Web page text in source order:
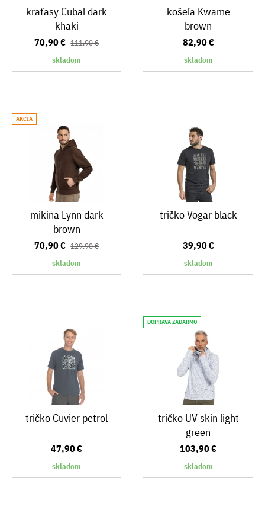
kraťasy Cubal dark
khaki
70,90 € 111,90 €
skladom
košeľa Kwame
brown
82,90 €
skladom
AKCIA
mikina Lynn dark
brown
70,90 € 129,90 €
skladom
tričko Vogar black
39,90 €
skladom
tričko Cuvier petrol
47,90 €
skladom
DOPRAVA ZADARMO
tričko UV skin light
green
103,90 €
skladom